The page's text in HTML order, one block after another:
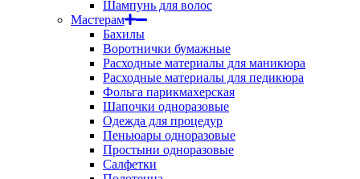
Шампунь для волос
Мастерам
Бахилы
Воротнички бумажные
Расходные материалы для маникюра
Расходные материалы для педикюра
Фольга парикмахерская
Шапочки одноразовые
Одежда для процедур
Пеньюары одноразовые
Простыни одноразовые
Салфетки